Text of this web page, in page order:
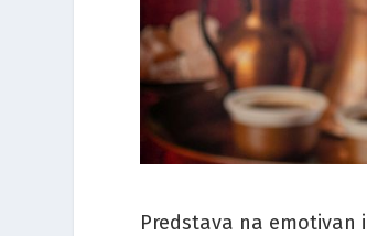
Predstava na emotivan